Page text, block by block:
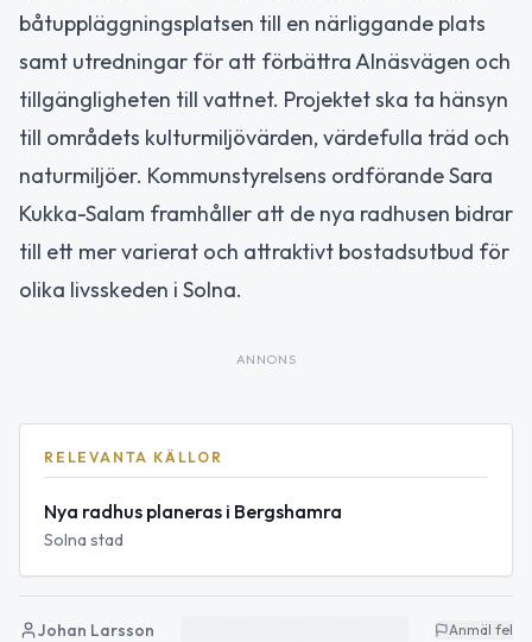
båtuppläggningsplatsen till en närliggande plats
samt utredningar för att förbättra Alnäsvägen och
tillgängligheten till vattnet. Projektet ska ta hänsyn
till områdets kulturmiljövärden, värdefulla träd och
naturmiljöer. Kommunstyrelsens ordförande Sara
Kukka-Salam framhåller att de nya radhusen bidrar
till ett mer varierat och attraktivt bostadsutbud för
olika livsskeden i Solna.
ANNONS
RELEVANTA KÄLLOR
Nya radhus planeras i Bergshamra
Solna stad
Johan Larsson Anmäl fel